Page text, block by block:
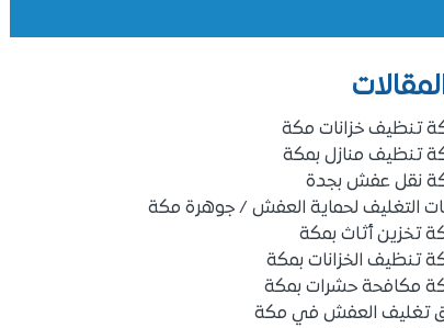
تنظيف خزانات مكة
تنظيف منازل بمكة
نقل عفش بجدة
التغليف لحماية العفش / جوهرة مكة
تخزين أثاث بمكة
تنظيف الخزانات بمكة
مكافحة حشرات بمكة
تغليف العفش في مكة